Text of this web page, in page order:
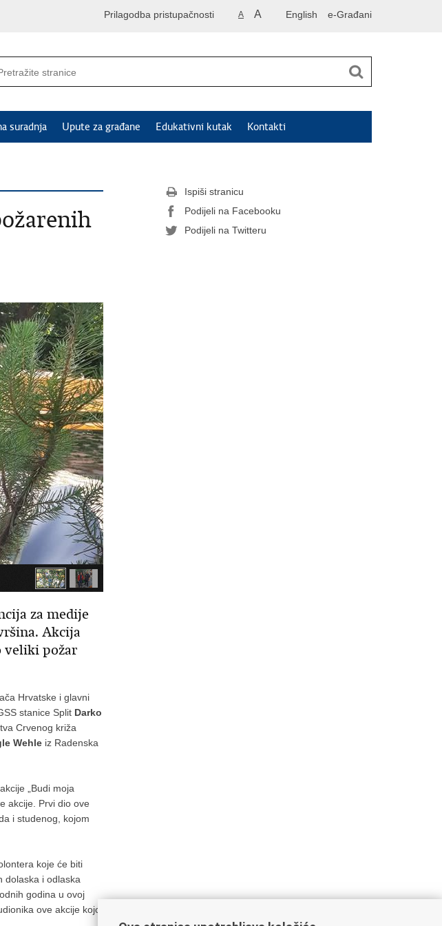
English e-Građani
A A
Prilagodba pristupačnosti
suradnja Upute za građane Edukativni kutak Kontakti
za medije
Akcija
veliki požar
Hrvatske i glavni
stanice Split Darko
Crvenog križa
Wehle iz Radenska
„Budi moja
akcije. Prvi dio ove
i studenog, kojom
koje će biti
dolaska i odlaska
godina u ovoj
ove akcije kojoj
Ispiši stranicu
Podijeli na Facebooku
Podijeli na Twitteru